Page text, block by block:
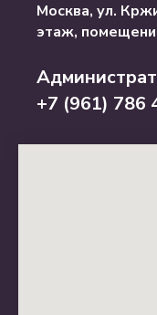
Москва, ул.
этаж,
+7 (961) 786